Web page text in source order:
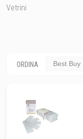
Vetrini
ORDINA Best Buy